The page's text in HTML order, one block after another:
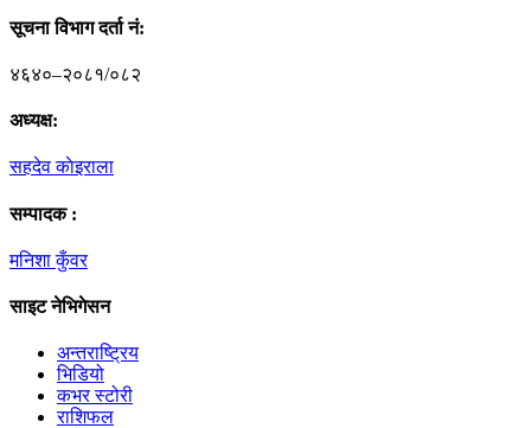
सूचना विभाग दर्ता नं‍:
४६४०–२०८१/०८२
अध्यक्ष:
सहदेव काेइराला
सम्पादक :
मनिशा कुँवर
साइट नेभिगेसन
अन्तराष्ट्रिय
भिडियो
कभर स्टोरी
राशिफल